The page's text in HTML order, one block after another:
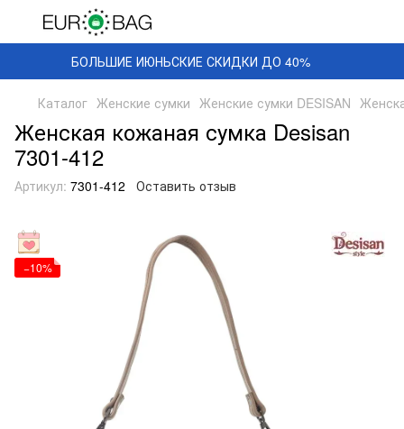
БОЛЬШИЕ ИЮНЬСКИЕ СКИДКИ ДО 40%
Каталог Женские сумки Женские сумки DESISAN
Женская кожаная сумка Desisan
7301-412
Артикул: 7301-412 Оставить отзыв
−10%